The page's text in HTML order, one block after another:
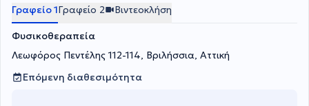
Γραφείο 1Γραφείο 2 Βιντεοκλήση
Φυσικοθεραπεία
Λεωφόρος Πεντέλης 112-114, Βριλήσσια, Αττική
Επόμενη διαθεσιμότητα